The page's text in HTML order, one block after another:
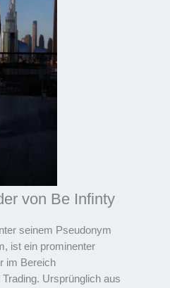
von Be Infinty
seinem Pseudonym
ist ein prominenter
im Bereich
Ursprünglich aus